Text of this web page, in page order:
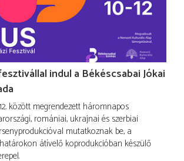
indul a Békéscsabai Jókai
között megrendezett háromnapos
romániai, ukrajnai és szerbiai
mutatkoznak be, a
átívelő koprodukcióban készülő